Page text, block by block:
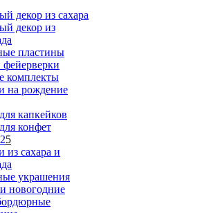
декор из сахара
декор из
пластины
комплекты
на рождение
капкейков
конфет
5
из сахара и
украшения
новогодние